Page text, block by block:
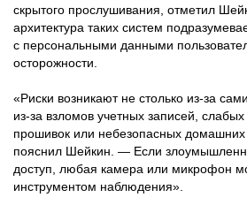
скрытого прослушивания, отметил
архитектура таких систем
с персональными данными
осторожности.
«Риски возникают не столько из-за
из-за взломов учетных записей,
прошивок или небезопасных
пояснил Шейкин. — Если
доступ, любая камера или микрофон
инструментом наблюдения».